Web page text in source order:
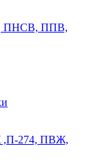
ППВ,
274, ПВЖ,